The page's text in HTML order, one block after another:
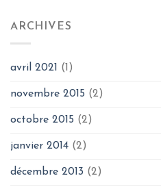
ARCHIVES
avril 2021 (1)
novembre 2015 (2)
octobre 2015 (2)
janvier 2014 (2)
décembre 2013 (2)